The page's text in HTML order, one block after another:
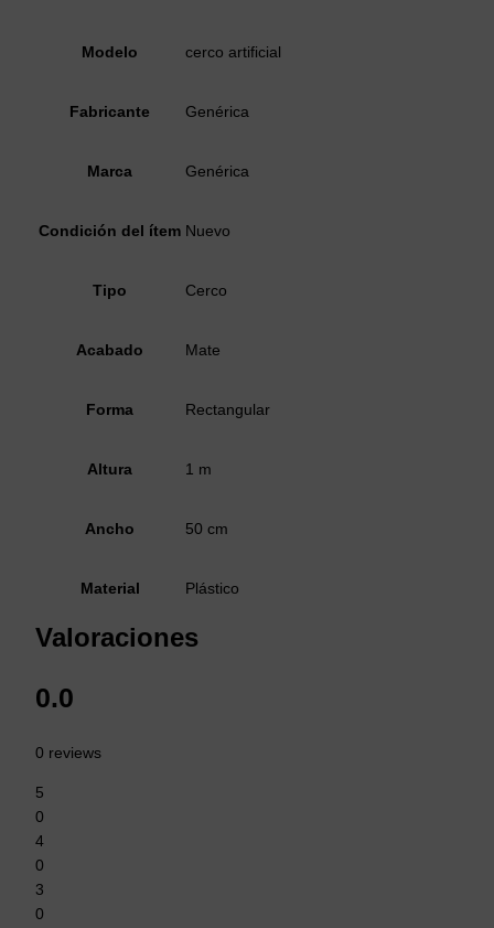
Modelo cerco artificial
Fabricante Genérica
Marca Genérica
Condición del ítem Nuevo
Tipo Cerco
Acabado Mate
Forma Rectangular
Altura 1 m
Ancho 50 cm
Material Plástico
Valoraciones
0.0
0 reviews
5
0
4
0
3
0